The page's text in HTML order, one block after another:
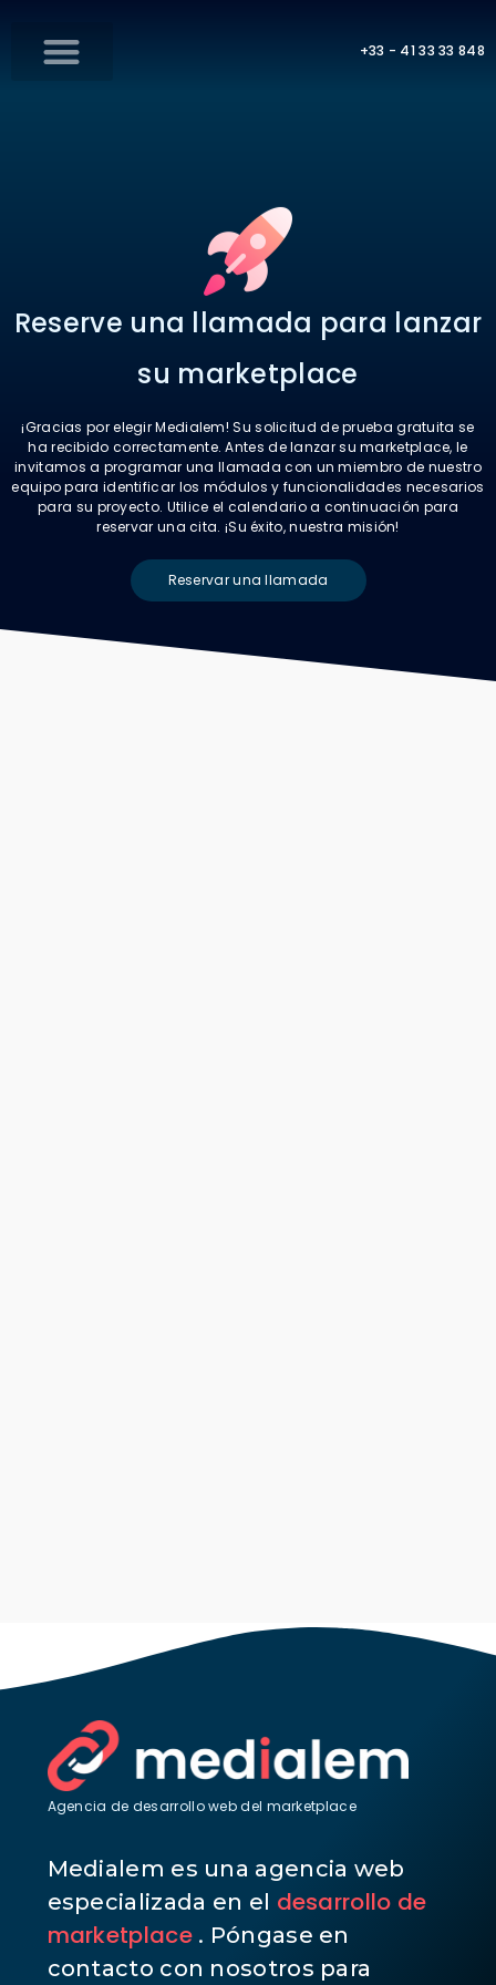
+33 - 41 33 33 848
Reserve una llamada para lanzar
su marketplace
¡Gracias por elegir Medialem! Su solicitud de prueba gratuita se
ha recibido correctamente. Antes de lanzar su marketplace, le
invitamos a programar una llamada con un miembro de nuestro
equipo para identificar los módulos y funcionalidades necesarios
para su proyecto. Utilice el calendario a continuación para
reservar una cita. ¡Su éxito, nuestra misión!
Reservar una llamada
Agencia de desarrollo web del marketplace
Medialem es una agencia web
especializada en el desarrollo de
marketplace . Póngase en
contacto con nosotros para